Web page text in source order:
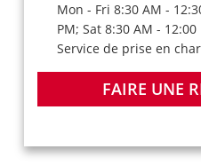
Mon - Fri 8:30 AM -
PM; Sat 8:30 AM - 12:00
Service de prise en
FAIRE UNE